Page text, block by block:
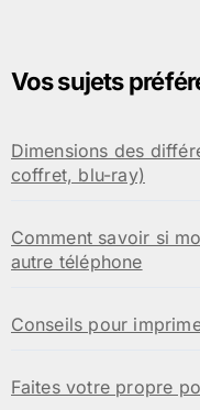
Vos sujets
Dimensions des
coffret, blu-ray)
Comment savoir si
autre téléphone
Conseils pour
Faites votre propre